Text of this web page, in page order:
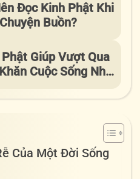
Đọc Kinh Phật Khi
Buồn?
Giúp Vượt Qua
Cuộc Sống Như
Của Một Đời Sống